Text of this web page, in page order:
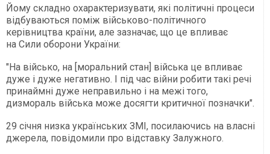
Йому складно охарактеризувати, які політичні процеси
відбуваються поміж військово-політичного
керівництва країни, але зазначає, що це впливає
на Сили оборони України:
"На військо, на [моральний стан] війська це впливає
дуже і дуже негативно. І під час війни робити такі речі
принаймні дуже неправильно і на межі того,
дизмораль війська може досягти критичної позначки".
29 січня низка українських ЗМІ, посилаючись на власні
джерела, повідомили про відставку Залужного.